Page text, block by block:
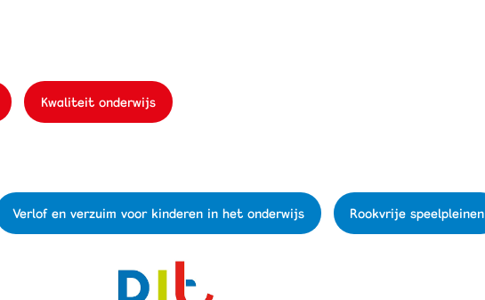
Kwaliteit onderwijs
Verlof en verzuim voor kinderen in het onderwijs Rookvrije speelpleinen